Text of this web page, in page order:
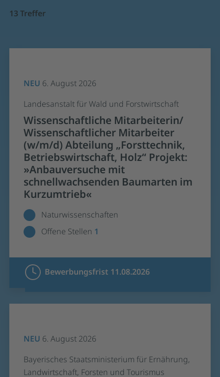
13 Treffer
NEU 6. August 2026
Landesanstalt für Wald und Forstwirtschaft
Wissenschaftliche Mitarbeiterin/
Wissenschaftlicher Mitarbeiter
(w/m/d) Abteilung „Forsttechnik,
Betriebswirtschaft, Holz“ Projekt:
»Anbauversuche mit
schnellwachsenden Baumarten im
Kurzumtrieb«
Naturwissenschaften
Offene Stellen 1
Bewerbungsfrist 11.08.2026
NEU 6. August 2026
Bayerisches Staatsministerium für Ernährung,
Landwirtschaft, Forsten und Tourismus